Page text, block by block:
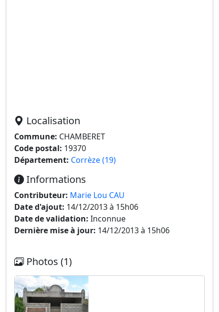
Localisation
Commune: CHAMBERET
Code postal: 19370
Département: Corrèze (19)
Informations
Contributeur: Marie Lou CAU
Date d'ajout: 14/12/2013 à 15h06
Date de validation: Inconnue
Dernière mise à jour: 14/12/2013 à 15h06
Photos (1)